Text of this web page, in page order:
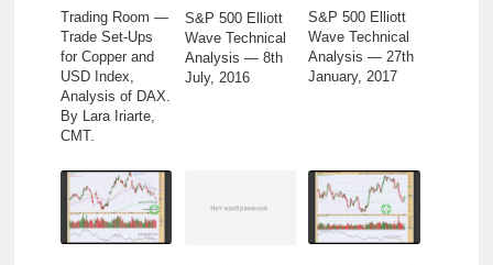
Trading Room —
Trade Set-Ups
for Copper and
USD Index,
Analysis of DAX.
By Lara Iriarte,
CMT.
S&P 500 Elliott
Wave Technical
Analysis — 8th
July, 2016
S&P 500 Elliott
Wave Technical
Analysis — 27th
January, 2017